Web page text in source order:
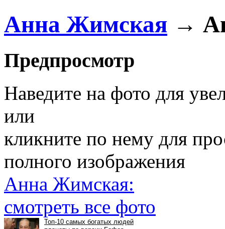
Анна Жимская →
Предпросмотр
Наведите на фото для
или
кликните по нему для
полного изображения
Анна Жимская:
смотреть все фото